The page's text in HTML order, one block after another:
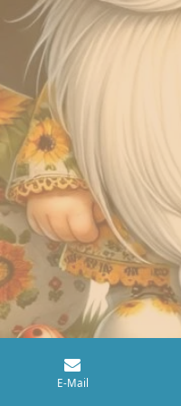
E-Mail